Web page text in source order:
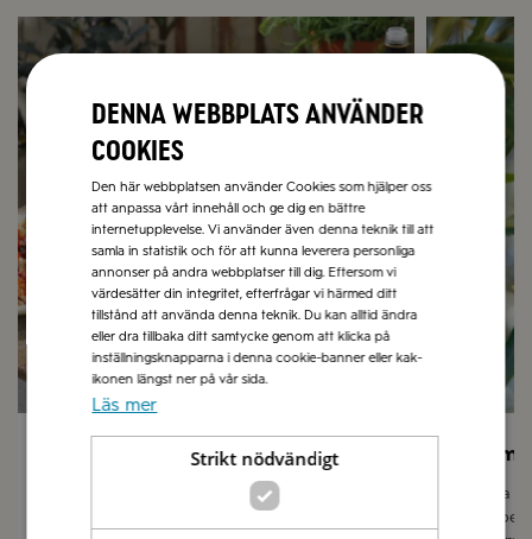
Recept på sommarmat
I vår receptbank hittar du hundratals
recept med italienska smaker och
Olivolja
Låt
Olivolja
Denna webbplats använder
cookies
Den här webbplatsen använder Cookies som hjälper oss
att anpassa vårt innehåll och ge dig en bättre
internetupplevelse. Vi använder även denna teknik till att
samla in statistik och för att kunna leverera personliga
annonser på andra webbplatser till dig. Eftersom vi
värdesätter din integritet, efterfrågar vi härmed ditt
tillstånd att använda denna teknik. Du kan alltid ändra
eller dra tillbaka ditt samtycke genom att klicka på
inställningsknapparna i denna cookie-banner eller kak-
ikonen längst ner på vår sida.
Läs mer
Strikt nödvändigt